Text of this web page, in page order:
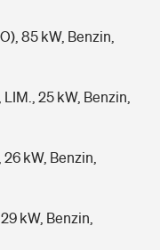
85 kW, Benzin,
25 kW, Benzin,
kW, Benzin,
kW, Benzin,